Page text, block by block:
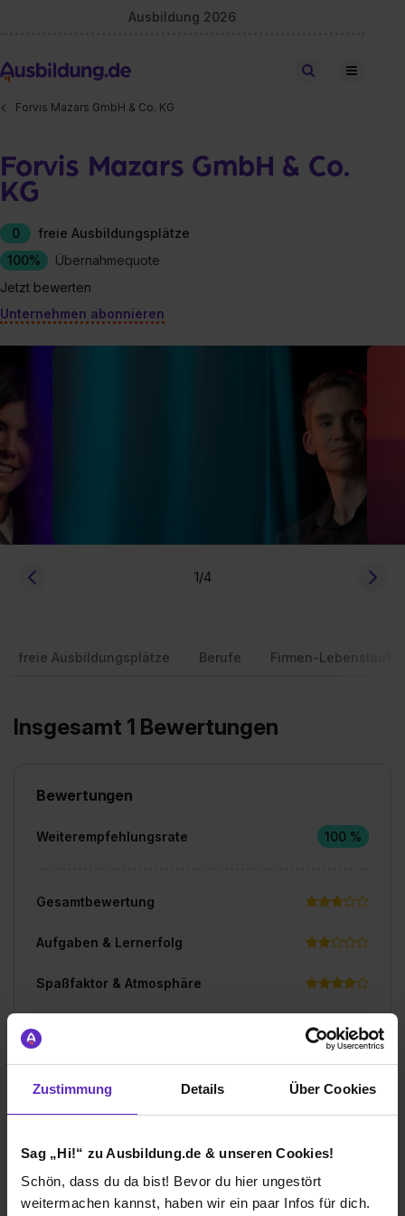
Zustimmung Details Über Cookies
Sag „Hi!“ zu Ausbildung.de & unseren Cookies!
Schön, dass du da bist! Bevor du hier ungestört
weitermachen kannst, haben wir ein paar Infos für dich.
Ausbildung 2026
Stellen finden
Forvis Mazars GmbH & Co. KG
Forvis Mazars GmbH & Co.
KG
0
freie Ausbildungsplätze
100%
Übernahmequote
Jetzt bewerten
Unternehmen abonnieren
1/4
freie Ausbildungsplätze Berufe Firmen-Lebenslauf
Insgesamt 1 Bewertungen
weiterempfehlen!
Bewertungen
Weiterempfehlungsrate 100 %
Gesamtbewertung
Aufgaben & Lernerfolg
Spaßfaktor & Atmosphäre